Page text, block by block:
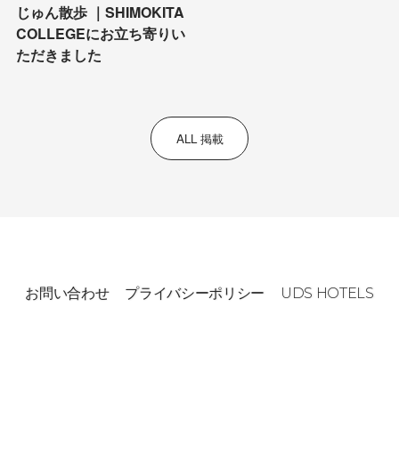
じゅん散歩 ｜SHIMOKITA
COLLEGEにお立ち寄りい
ただきました
ALL 掲載
お問い合わせ プライバシーポリシー UDS HOTELS